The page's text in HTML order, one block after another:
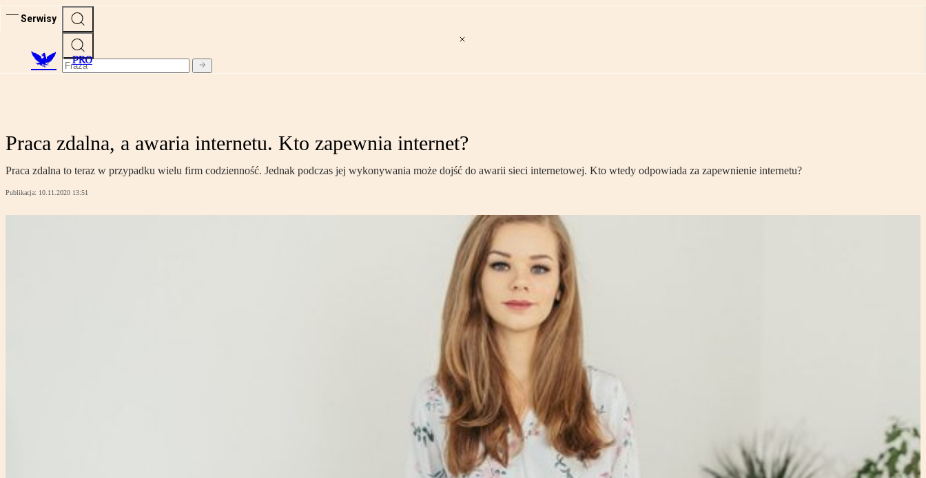
Serwisy
PRO
Praca zdalna, a awaria internetu. Kto zapewnia internet?
Praca zdalna to teraz w przypadku wielu firm codzienność. Jednak podczas jej wykonywania może dojść do awarii sieci internetowej. Kto wtedy odpowiada za zapewnienie internetu?
Publikacja: 10.11.2020 13:51